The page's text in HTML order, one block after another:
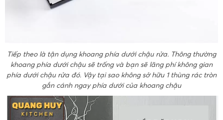
Tiếp theo là tận dụng khoang phía dưới chậu rửa. Thông thường
khoang phía dưới chậu sẽ trống và bạn sẽ lãng phí không gian
phía dưới chậu rửa đó. Vậy tại sao không sở hữu 1 thùng rác tròn
gắn cánh ngay phía dưới của khoang chậu